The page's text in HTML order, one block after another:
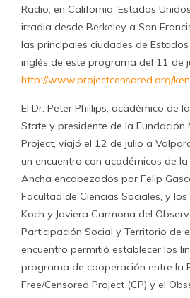
Radio, en California, Estados
irradia desde Berkeley a San
las principales ciudades de
inglés de este programa del 11 de
http://www.projectcensored.org/
El Dr. Peter Phillips, académico de
State y presidente de la Fundación
Project, viajó el 12 de julio a
un encuentro con académicos de
Ancha encabezados por Felip
Facultad de Ciencias Sociales, y
Koch y Javiera Carmona del
Participación Social y Territorio de
encuentro permitió establecer los
programa de cooperación entre la
Free/Censored Project (CP) y el